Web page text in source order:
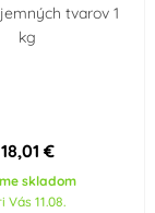
tvarov 1
kg
18,01 €
skladom
Vás 11.08.